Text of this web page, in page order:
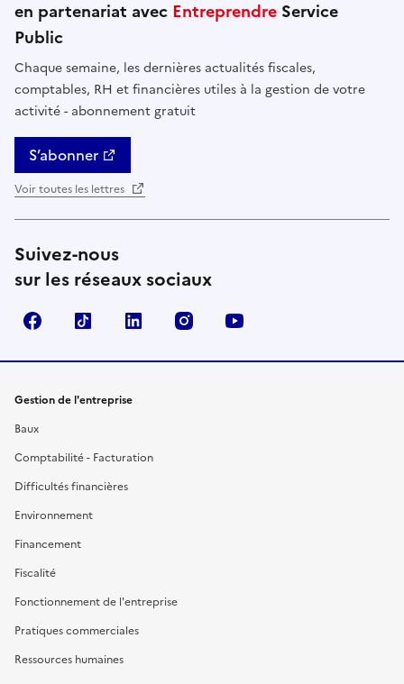
en partenariat avec Entreprendre Service
Public
Chaque semaine, les dernières actualités fiscales,
comptables, RH et financières utiles à la gestion de votre
activité - abonnement gratuit
S’abonner
Voir toutes les lettres
Suivez-nous
sur les réseaux sociaux
FacebookTikTok Linkedin Instagram
Gestion de l'entreprise
Baux
Comptabilité - Facturation
Difficultés financières
Environnement
Financement
Fiscalité
Fonctionnement de l'entreprise
Pratiques commerciales
Ressources humaines